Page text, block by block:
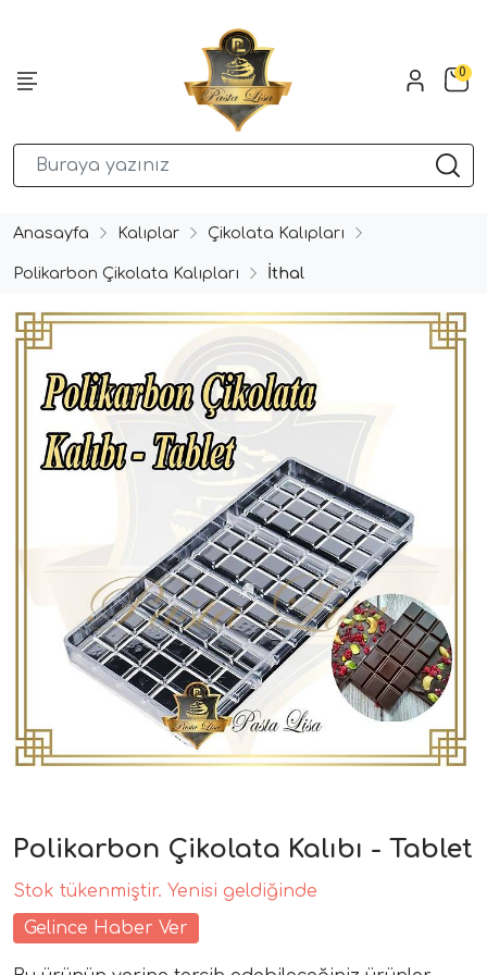
0
Anasayfa Kalıplar Çikolata Kalıpları
Polikarbon Çikolata Kalıpları İthal
Polikarbon Çikolata Kalıbı - Tablet
Stok tükenmiştir. Yenisi geldiğinde
Gelince Haber Ver